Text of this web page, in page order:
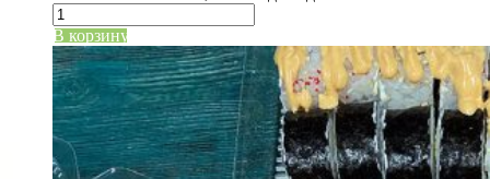
В корзину